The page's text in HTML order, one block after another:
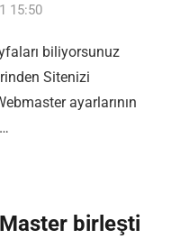
15:50
biliyorsunuz
Sitenizi
ayarlarının
birleşti